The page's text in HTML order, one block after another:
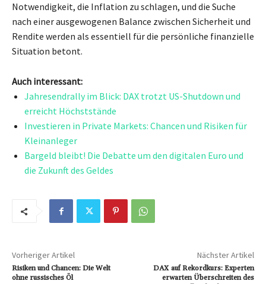
Notwendigkeit, die Inflation zu schlagen, und die Suche
nach einer ausgewogenen Balance zwischen Sicherheit und
Rendite werden als essentiell für die persönliche finanzielle
Situation betont.
Auch interessant:
Jahresendrally im Blick: DAX trotzt US-Shutdown und
erreicht Höchststände
Investieren in Private Markets: Chancen und Risiken für
Kleinanleger
Bargeld bleibt! Die Debatte um den digitalen Euro und
die Zukunft des Geldes
Vorheriger Artikel
Risiken und Chancen: Die Welt
ohne russisches Öl
Nächster Artikel
DAX auf Rekordkurs: Experten
erwarten Überschreiten des